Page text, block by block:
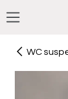
WC